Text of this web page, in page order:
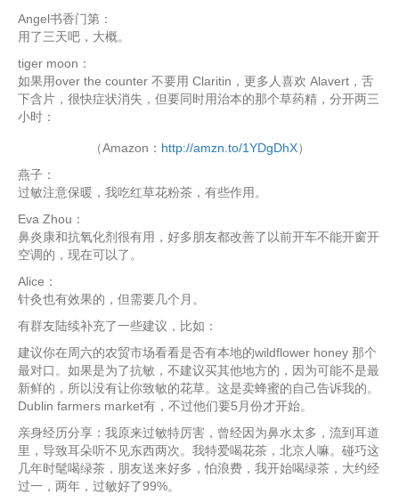
Angel书香门第：
用了三天吧，大概。
tiger moon：
如果用over the counter 不要用 Claritin，更多人喜欢 Alavert，舌
下含片，很快症状消失，但要同时用治本的那个草药精，分开两三
小时：
（Amazon： http://amzn.to/1YDgDhX）
燕子：
过敏注意保暖，我吃红草花粉茶，有些作用。
Eva Zhou：
鼻炎康和抗氧化剂很有用，好多朋友都改善了以前开车不能开窗开
空调的，现在可以了。
Alice：
针灸也有效果的，但需要几个月。
有群友陆续补充了一些建议，比如：
建议你在周六的农贸市场看看是否有本地的wildflower honey 那个
最对口。如果是为了抗敏，不建议买其他地方的，因为可能不是最
新鲜的，所以没有让你致敏的花草。这是卖蜂蜜的自己告诉我的。
Dublin farmers market有，不过他们要5月份才开始。
亲身经历分享：我原来过敏特厉害，曾经因为鼻水太多，流到耳道
里，导致耳朵听不见东西两次。我特爱喝花茶，北京人嘛。碰巧这
几年时髦喝绿茶，朋友送来好多，怕浪费，我开始喝绿茶，大约经
过一，两年，过敏好了99%。